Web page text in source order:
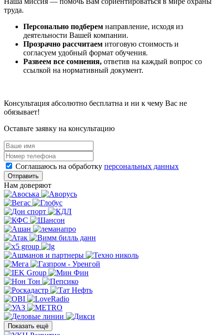
труда.
Персонально подберем направление, исходя из
деятельности Вашей компании.
Прозрачно рассчитаем итоговую стоимость и
согласуем удобный формат обучения.
Развеем все сомнения, ответив на каждый вопрос со
ссылкой на нормативный документ.
Консультация абсолютно бесплатна и ни к чему Вас не
обязывает!
Оставьте заявку на консультацию
Соглашаюсь на обработку персональных данных
Отправить
Нам доверяют
Показать ещё